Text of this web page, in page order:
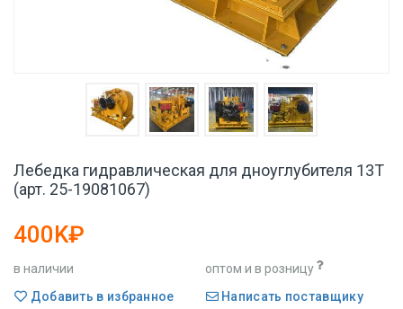
Лебедка гидравлическая для дноуглубителя 13Т
(арт. 25-19081067)
400K₽
в наличии
оптом и в розницу
Добавить в избранное
Написать поставщику